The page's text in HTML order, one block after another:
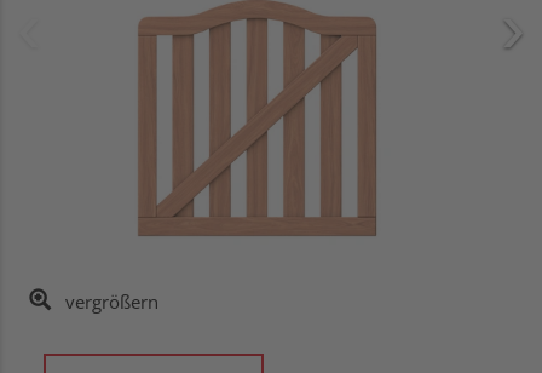
vergrößern